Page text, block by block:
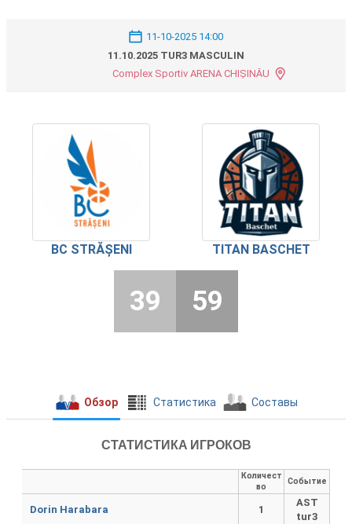
11-10-2025 14:00
11.10.2025 TUR3 MASCULIN
Complex Sportiv ARENA CHIȘINĂU
BC STRĂȘENI TITAN BASCHET
39 59
Обзор Cтатистика Составы
СТАТИСТИКА ИГРОКОВ
Количест
во
Событие
Dorin Harabara 1
AST
tur3